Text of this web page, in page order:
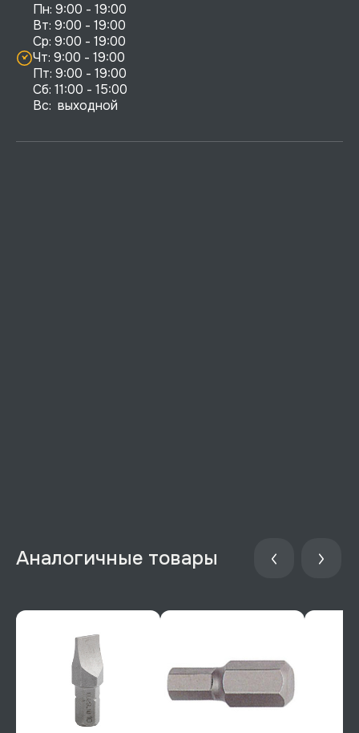
Пн: 9:00 - 19:00
Вт: 9:00 - 19:00
Ср: 9:00 - 19:00
Чт: 9:00 - 19:00
Пт: 9:00 - 19:00
Сб: 11:00 - 15:00
Вс:  выходной
Аналогичные товары